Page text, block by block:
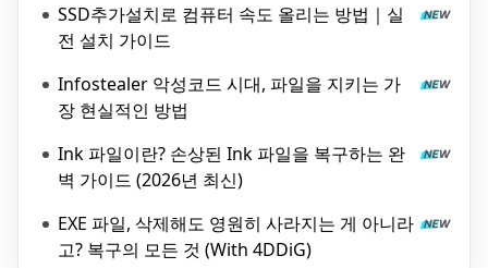
SSD추가설치로 컴퓨터 속도 올리는 방법｜실
전 설치 가이드
Infostealer 악성코드 시대, 파일을 지키는 가
장 현실적인 방법
Ink 파일이란? 손상된 Ink 파일을 복구하는 완
벽 가이드 (2026년 최신)
EXE 파일, 삭제해도 영원히 사라지는 게 아니라
고? 복구의 모든 것 (With 4DDiG)